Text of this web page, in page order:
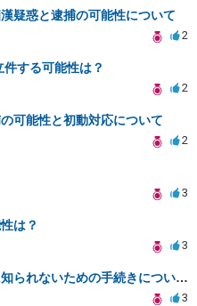
疑惑と逮捕の可能性について
2
する可能性は？
2
可能性と初動対応について
2
3
は？
3
書類送検後の対応と家族に知られないための手続きについて相談
3